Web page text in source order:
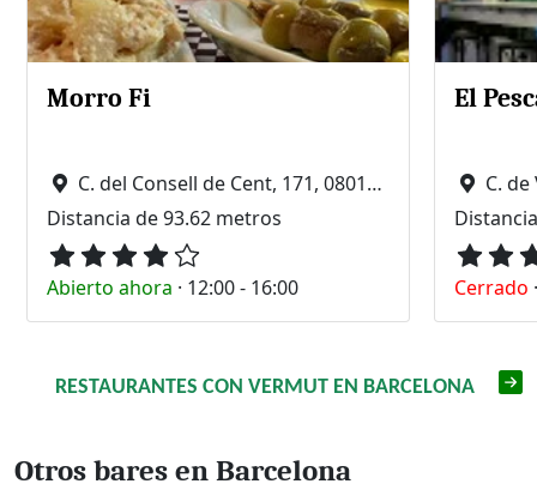
Morro Fi
C. del Consell de Cent, 171, 08015 Barcelona
Distancia de 93.62 metros
Abierto ahora · 12:00 - 16:00
El
C. de
Cerrado ·
RESTAURANTES CON VERMUT EN BARCELONA
Otros bares en Barcelona